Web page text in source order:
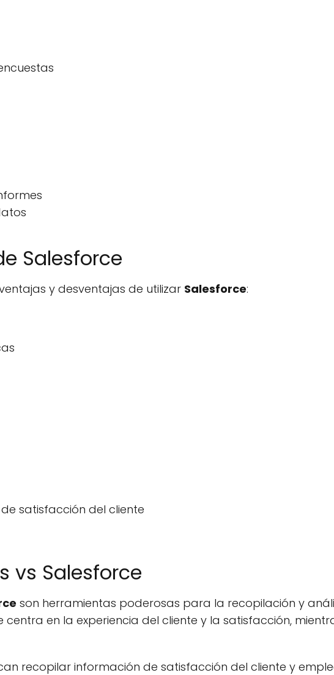
Salesforce
y desventajas de utilizar Salesforce:
satisfacción del cliente
vs Salesforce
son herramientas poderosas para la recopilación y
centra en la experiencia del cliente y la satisfacción,
recopilar información de satisfacción del cliente y